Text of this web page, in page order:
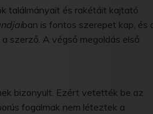
találmányait és rakétáit kajtató
ban is fontos szerepet kap, és
szerző. A végső megoldás első
bizonyult. Ezért vetették be az
fogalmak nem léteztek a